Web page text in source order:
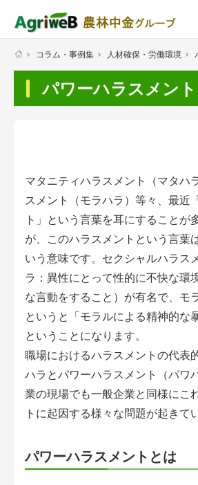
マイページ
気象情報アプリ
栽培アシストAI
挑戦者たちの奮闘記
会員限定コンテンツ
会員登録無料 アグリ
AgriweBダイレクト
イベント・プロジェ
相談できる専
コラム・事例集 人材確保・労働環境
パワーハラスメン
マタニティハラスメント（マタハ
スメント（モラハラ）等々、最近
ト」という言葉を耳にすることが
が、このハラスメントという言葉
いう意味です。セクシャルハラス
ラ：異性にとって性的に不快な環
な言動をすること）が有名で、モ
というと「モラルによる精神的な
ということになります。
職場におけるハラスメントの代表
ハラとパワーハラスメント（パワ
業の現場でも一般企業と同様にこ
トに起因する様々な問題が起きて
パワーハラスメントとは